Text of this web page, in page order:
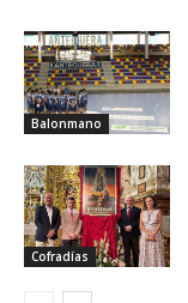
Balonmano
Cofradías